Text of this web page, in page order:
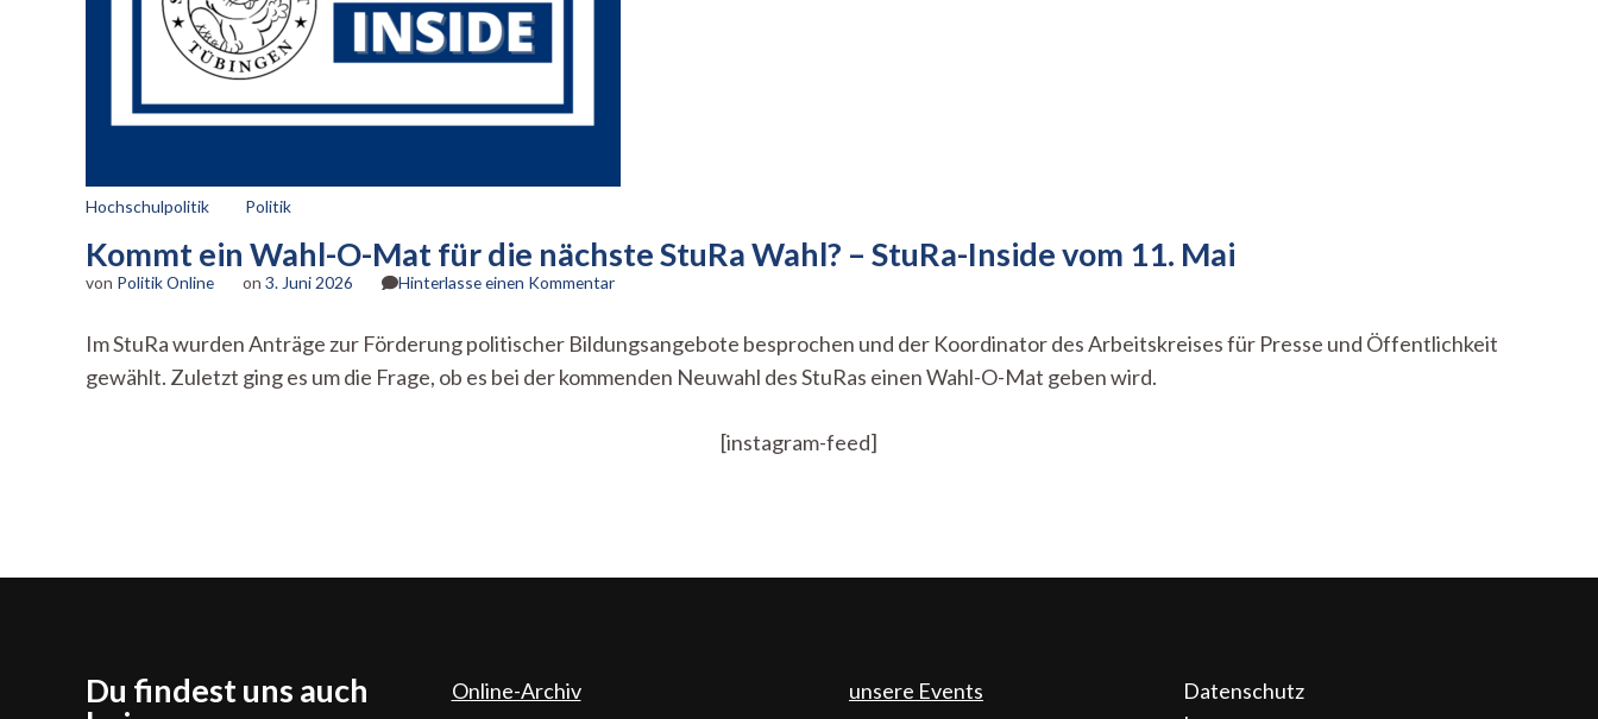
Hochschulpolitik Politik
Kommt ein Wahl-O-Mat für die nächste StuRa Wahl? – StuRa-Inside vom 11. Mai
von Politik Online on 3. Juni 2026 Hinterlasse einen Kommentarzu
Wahl-
O-
Im StuRa wurden Anträge zur Förderung politischer Bildungsangebote besprochen und der Koordinator des Arbeitskreises für Presse und Öffentlichkeit
gewählt. Zuletzt ging es um die Frage, ob es bei der kommenden Neuwahl des StuRas einen Wahl-O-Mat geben wird.
[instagram-feed]
Du findest uns auch
Online-Archiv unsere Events
Datenschutz